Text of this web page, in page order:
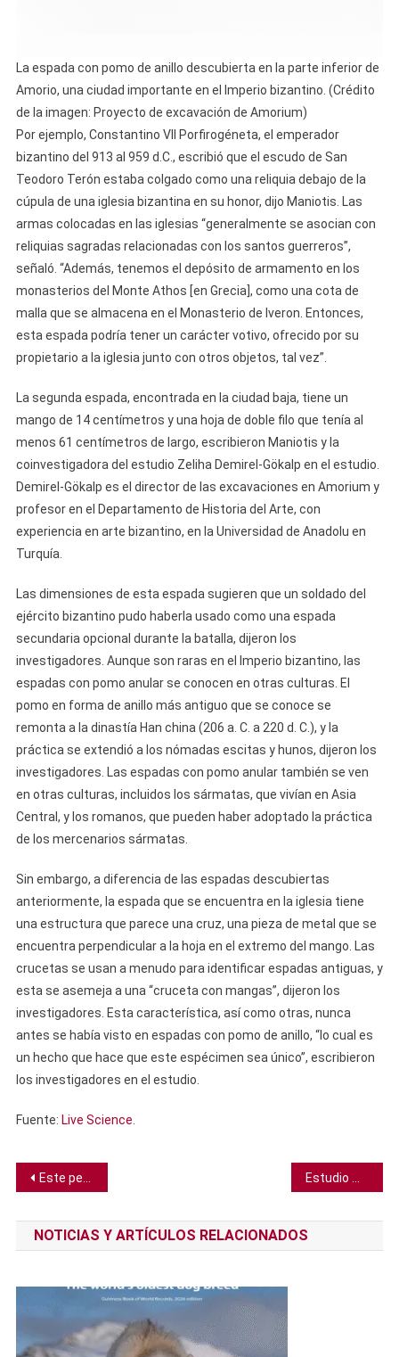
La espada con pomo de anillo descubierta en la parte inferior de
Amorio, una ciudad importante en el Imperio bizantino. (Crédito
de la imagen: Proyecto de excavación de Amorium)
Por ejemplo, Constantino VII Porfirogéneta, el emperador
bizantino del 913 al 959 d.C., escribió que el escudo de San
Teodoro Terón estaba colgado como una reliquia debajo de la
cúpula de una iglesia bizantina en su honor, dijo Maniotis. Las
armas colocadas en las iglesias “generalmente se asocian con
reliquias sagradas relacionadas con los santos guerreros”,
señaló. “Además, tenemos el depósito de armamento en los
monasterios del Monte Athos [en Grecia], como una cota de
malla que se almacena en el Monasterio de Iveron. Entonces,
esta espada podría tener un carácter votivo, ofrecido por su
propietario a la iglesia junto con otros objetos, tal vez”.
La segunda espada, encontrada en la ciudad baja, tiene un
mango de 14 centímetros y una hoja de doble filo que tenía al
menos 61 centímetros de largo, escribieron Maniotis y la
coinvestigadora del estudio Zeliha Demirel-Gökalp en el estudio.
Demirel-Gökalp es el director de las excavaciones en Amorium y
profesor en el Departamento de Historia del Arte, con
experiencia en arte bizantino, en la Universidad de Anadolu en
Turquía.
Las dimensiones de esta espada sugieren que un soldado del
ejército bizantino pudo haberla usado como una espada
secundaria opcional durante la batalla, dijeron los
investigadores. Aunque son raras en el Imperio bizantino, las
espadas con pomo anular se conocen en otras culturas. El
pomo en forma de anillo más antiguo que se conoce se
remonta a la dinastía Han china (206 a. C. a 220 d. C.), y la
práctica se extendió a los nómadas escitas y hunos, dijeron los
investigadores. Las espadas con pomo anular también se ven
en otras culturas, incluidos los sármatas, que vivían en Asia
Central, y los romanos, que pueden haber adoptado la práctica
de los mercenarios sármatas.
Sin embargo, a diferencia de las espadas descubiertas
anteriormente, la espada que se encuentra en la iglesia tiene
una estructura que parece una cruz, una pieza de metal que se
encuentra perpendicular a la hoja en el extremo del mango. Las
crucetas se usan a menudo para identificar espadas antiguas, y
esta se asemeja a una “cruceta con mangas”, dijeron los
investigadores. Esta característica, así como otras, nunca
antes se había visto en espadas con pomo de anillo, “lo cual es
un hecho que hace que este espécimen sea único”, escribieron
los investigadores en el estudio.
Fuente: Live Science
Navegación
de
entradas
Este pez ha “hablado” por 155 millones de años, y ahora podemos oír su voz
NOTICIAS Y ARTÍCULOS RELACIONADOS